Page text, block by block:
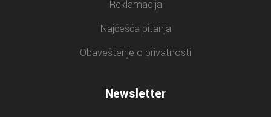
Reklamacija
Najčešća pitanja
Obaveštenje o privatnosti
Newsletter